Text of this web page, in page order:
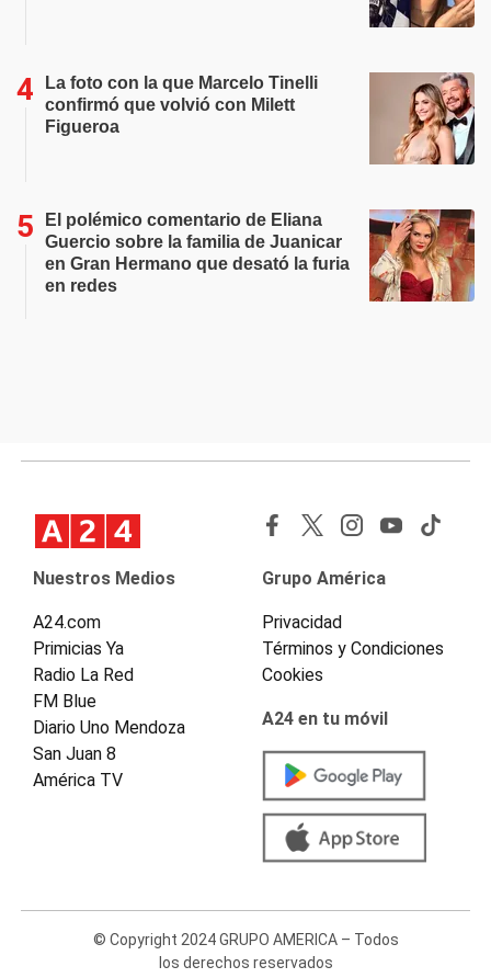
La foto con la que Marcelo Tinelli
confirmó que volvió con Milett
Figueroa
El polémico comentario de Eliana
Guercio sobre la familia de Juanicar
en Gran Hermano que desató la furia
en redes
Nuestros Medios
A24.com
Primicias Ya
Radio La Red
FM Blue
Diario Uno Mendoza
San Juan 8
América TV
Grupo América
Privacidad
Términos y Condiciones
Cookies
A24 en tu móvil
© Copyright 2024 GRUPO AMERICA – Todos
los derechos reservados